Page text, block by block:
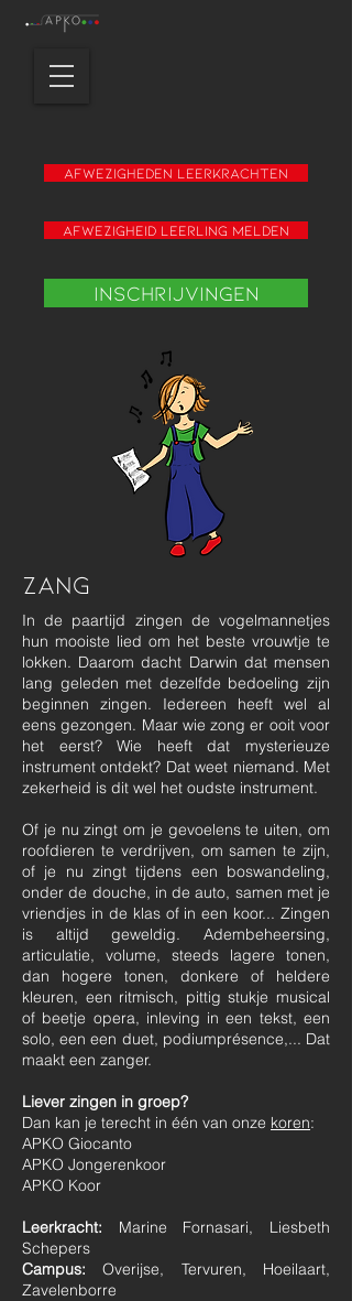
Afwezigheden leerkrachten
Afwezigheid leerling melden
Inschrijvingen
zang
In de paartijd zingen de vogelmannetjes
hun mooiste lied om het beste vrouwtje te
lokken. Daarom dacht Darwin dat mensen
lang geleden met dezelfde bedoeling zijn
beginnen zingen. Iedereen heeft wel al
eens gezongen. Maar wie zong er ooit voor
het eerst? Wie heeft dat mysterieuze
instrument ontdekt? Dat weet niemand. Met
zekerheid is dit wel het oudste instrument.
Of je nu zingt om je gevoelens te uiten, om
roofdieren te verdrijven, om samen te zijn,
of je nu zingt tijdens een boswandeling,
onder de douche, in de auto, samen met je
vriendjes in de klas of in een koor... Zingen
is altijd geweldig. Adembeheersing,
articulatie, volume, steeds lagere tonen,
dan hogere tonen, donkere of heldere
kleuren, een ritmisch, pittig stukje musical
of beetje opera, inleving in een tekst, een
solo, een een duet, podiumprésence,... Dat
maakt een zanger.
Liever zingen in groep?
Dan kan je terecht in één van onze koren:
APKO Giocanto
APKO Jongerenkoor
APKO Koor
Leerkracht: Marine Fornasari, Liesbeth
Schepers
Campus: Overijse, Tervuren, Hoeilaart,
Zavelenborre